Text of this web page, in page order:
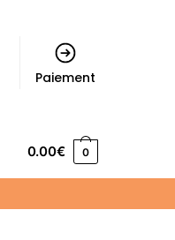
Paiement
0.00€ 0